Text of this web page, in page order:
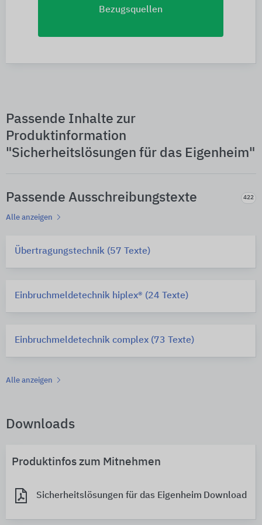
Bezugsquellen
Passende Inhalte zur
Produktinformation
"Sicherheitslösungen für das Eigenheim"
Passende Ausschreibungstexte 422
Alle anzeigen
Übertragungstechnik (57 Texte)
Einbruchmeldetechnik hiplex® (24 Texte)
Einbruchmeldetechnik complex (73 Texte)
Alle anzeigen
Downloads
Produktinfos zum Mitnehmen
Sicherheitslösungen für das Eigenheim Download